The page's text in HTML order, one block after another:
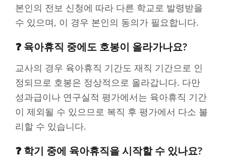
본인의 전보 신청에 따라 다른 학교로 발령받을
수 있으며, 이 경우 본인의 동의가 필요합니다.
❓ 육아휴직 중에도 호봉이 올라가나요?
교사의 경우 육아휴직 기간도 재직 기간으로 인
정되므로 호봉은 정상적으로 올라갑니다. 다만
성과급이나 연구실적 평가에서는 육아휴직 기간
이 제외될 수 있으므로 복직 후 평가에서 다소 불
리할 수 있습니다.
❓ 학기 중에 육아휴직을 시작할 수 있나요?